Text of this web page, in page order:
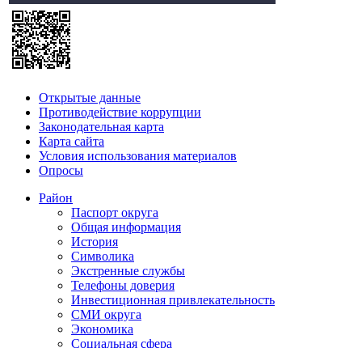
Открытые данные
Противодействие коррупции
Законодательная карта
Карта сайта
Условия использования материалов
Опросы
Район
Паспорт округа
Общая информация
История
Символика
Экстренные службы
Телефоны доверия
Инвестиционная привлекательность
СМИ округа
Экономика
Социальная сфера